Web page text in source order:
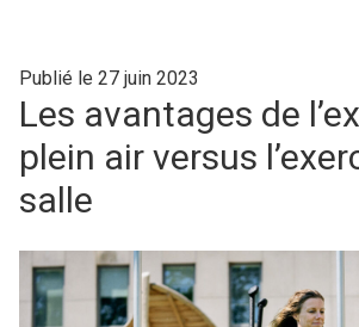
Publié le 27 juin 2023
Les avantages de
plein air versus
salle